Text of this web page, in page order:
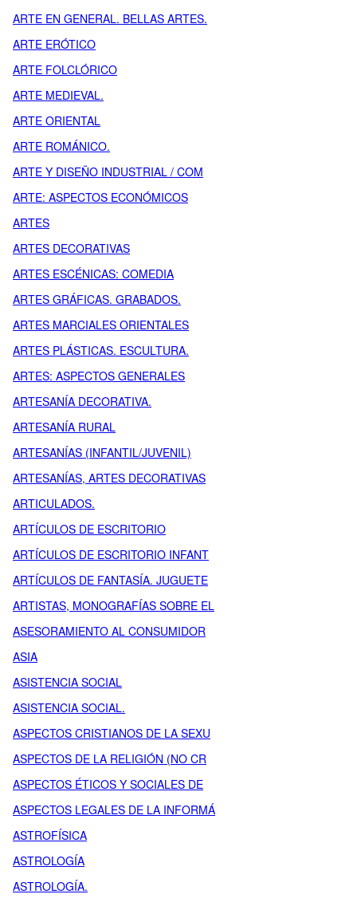
ARTE EN GENERAL. BELLAS ARTES.
ARTE ERÓTICO
ARTE FOLCLÓRICO
ARTE MEDIEVAL.
ARTE ORIENTAL
ARTE ROMÁNICO.
ARTE Y DISEÑO INDUSTRIAL / COM
ARTE: ASPECTOS ECONÓMICOS
ARTES
ARTES DECORATIVAS
ARTES ESCÉNICAS: COMEDIA
ARTES GRÁFICAS. GRABADOS.
ARTES MARCIALES ORIENTALES
ARTES PLÁSTICAS. ESCULTURA.
ARTES: ASPECTOS GENERALES
ARTESANÍA DECORATIVA.
ARTESANÍA RURAL
ARTESANÍAS (INFANTIL/JUVENIL)
ARTESANÍAS, ARTES DECORATIVAS
ARTICULADOS.
ARTÍCULOS DE ESCRITORIO
ARTÍCULOS DE ESCRITORIO INFANT
ARTÍCULOS DE FANTASÍA. JUGUETE
ARTISTAS, MONOGRAFÍAS SOBRE EL
ASESORAMIENTO AL CONSUMIDOR
ASIA
ASISTENCIA SOCIAL
ASISTENCIA SOCIAL.
ASPECTOS CRISTIANOS DE LA SEXU
ASPECTOS DE LA RELIGIÓN (NO CR
ASPECTOS ÉTICOS Y SOCIALES DE
ASPECTOS LEGALES DE LA INFORMÁ
ASTROFÍSICA
ASTROLOGÍA
ASTROLOGÍA.